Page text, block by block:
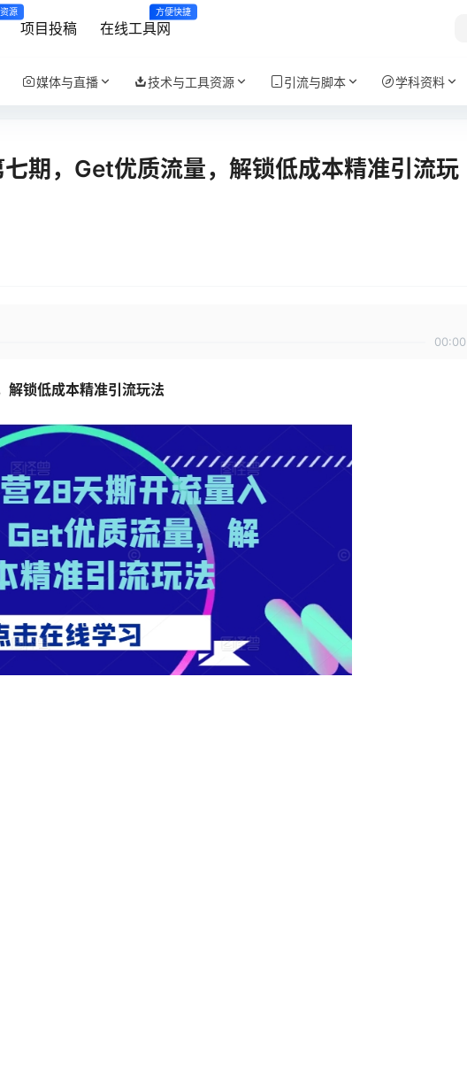
源
项目投稿 在线工具网
方便快捷
媒体与直播 技术与工具资源 引流与脚本 学科资料
期，Get优质流量，解锁低成本精准引流玩
00:00
解锁低成本精准引流玩法